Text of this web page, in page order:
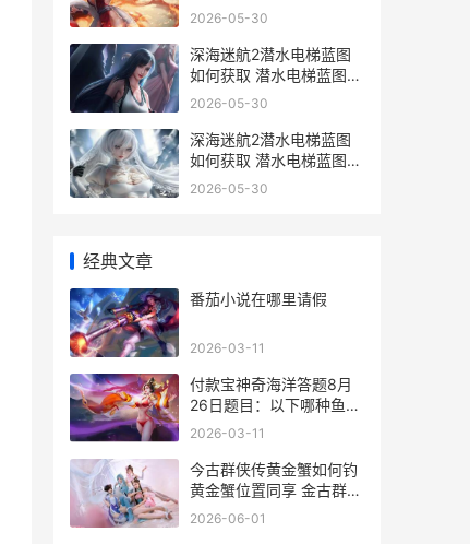
无法拆除
2026-05-30
深海迷航2潜水电梯蓝图
如何获取 潜水电梯蓝图获
取策略 深海迷航2潜水电
2026-05-30
深海迷航2潜水电梯蓝图
如何获取 潜水电梯蓝图获
取策略 深海迷航2潜水服
2026-05-30
经典文章
番茄小说在哪里请假
2026-03-11
付款宝神奇海洋答题8月
26日题目：以下哪种鱼会
用发光的“小灯笼”诱捕猎
2026-03-11
今古群侠传黄金蟹如何钓
黄金蟹位置同享 金古群侠
传门派攻略
2026-06-01